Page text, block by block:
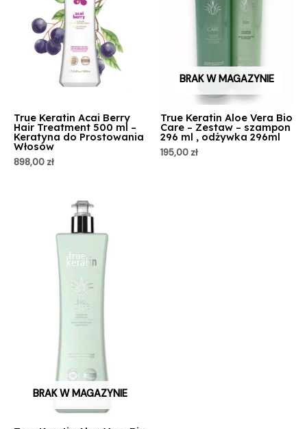
True Keratin Acai Berry
Hair Treatment 500 ml –
Keratyna do Prostowania
Włosów
898,00 zł
BRAK W MAGAZYNIE
True Keratin Aloe Vera Bio
Care – Zestaw – szampon
296 ml , odżywka 296ml
195,00 zł
BRAK W MAGAZYNIE